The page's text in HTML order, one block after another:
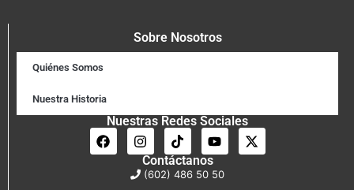
Sobre Nosotros
Quiénes Somos
Nuestra Historia
Nuestras Redes Sociales
Contáctanos
(602) 486 50 50